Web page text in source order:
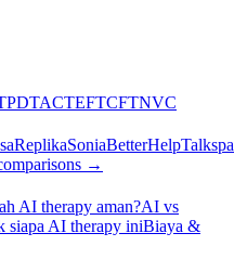
PDTACTEFTCFTNVC
ReplikaSoniaBetterHelp
→
AI therapy aman?AI vs
siapa AI therapy iniBiaya &